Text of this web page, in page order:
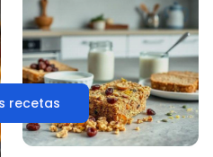
recetas